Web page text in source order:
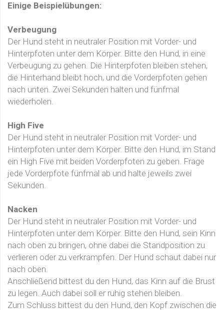
Einige Beispielübungen:
Verbeugung
Der Hund steht in neutraler Position mit Vorder- und
Hinterpfoten unter dem Körper. Bitte den Hund, in eine
Verbeugung zu gehen. Die Hinterpfoten bleiben stehen,
die Hinterhand bleibt hoch, und die Vorderpfoten gehen
nach unten. Zwei Sekunden halten und fünfmal
wiederholen.
High Five
Der Hund steht in neutraler Position mit Vorder- und
Hinterpfoten unter dem Körper. Bitte den Hund, im Stand
ein High Five mit beiden Vorderpfoten zu geben. Frage
jede Vorderpfote fünfmal ab und halte jeweils zwei
Sekunden.
Nacken
Der Hund steht in neutraler Position mit Vorder- und
Hinterpfoten unter dem Körper. Bitte den Hund, sein Kinn
nach oben zu bringen, ohne dabei die Standposition zu
verlieren oder zu verkrampfen. Der Hund schaut dabei nur
nach oben.
Anschließend bittest du den Hund, das Kinn auf die Brust
zu legen. Auch dabei soll er ruhig stehen bleiben.
Zum Schluss bittest du den Hund, den Kopf zwischen die